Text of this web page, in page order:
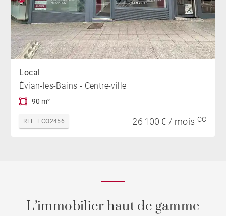
Local
Évian-les-Bains - Centre-ville
90 m²
REF. ECO2456 26 100 € / mois CC
L’immobilier haut de gamme